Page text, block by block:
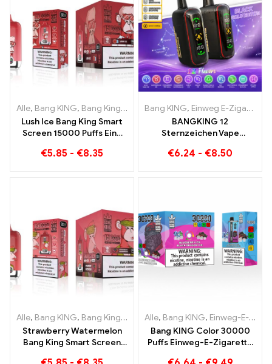
Alle, Bang KING, Bang King Smart Screen 15000 Puff ,Einweg-E-
Lush Ice Bang King Smart
Screen 15000 Puffs Eine
Mischung aus
€5.85 - €8.35
Bang KING, Einweg E-Zigaretten
BANGKING 12
Sternzeichen Vape
€6.24 - €8.50
Alle, Bang KING, Bang King Smart Screen 15000 Puff ,Einweg-E-
Strawberry Watermelon
Bang King Smart Screen
Alle, Bang KING, Einweg-E-Zigaretten Litauen
Bang KING Color 30000
Puffs Einweg-E-Zigarette